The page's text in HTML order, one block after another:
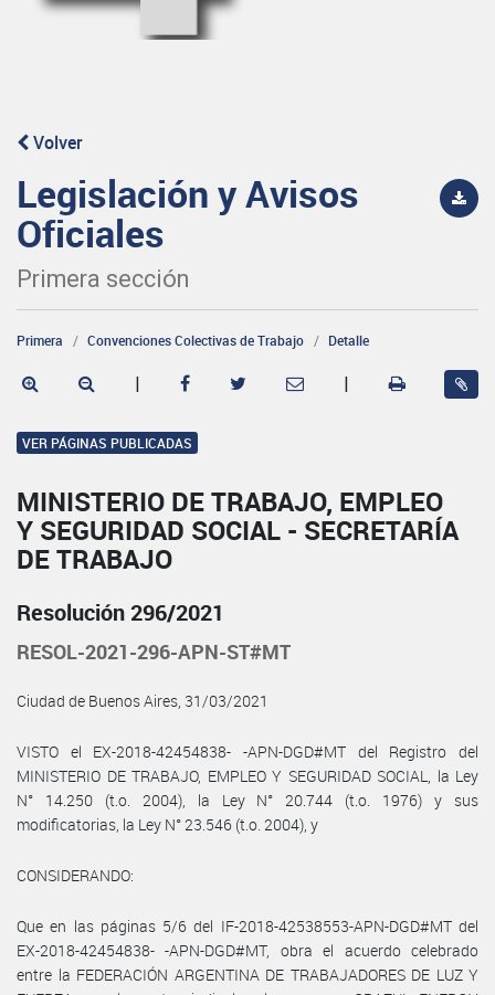
Volver
Legislación y Avisos
Oficiales
Primera sección
Primera Convenciones Colectivas de Trabajo Detalle
| |
VER PÁGINAS PUBLICADAS
MINISTERIO DE TRABAJO, EMPLEO
Y SEGURIDAD SOCIAL - SECRETARÍA
DE TRABAJO
Resolución 296/2021
RESOL-2021-296-APN-ST#MT
Ciudad de Buenos Aires, 31/03/2021
VISTO el EX-2018-42454838- -APN-DGD#MT del Registro del
MINISTERIO DE TRABAJO, EMPLEO Y SEGURIDAD SOCIAL, la Ley
N° 14.250 (t.o. 2004), la Ley N° 20.744 (t.o. 1976) y sus
modificatorias, la Ley N° 23.546 (t.o. 2004), y
CONSIDERANDO:
Que en las páginas 5/6 del IF-2018-42538553-APN-DGD#MT del
EX-2018-42454838- -APN-DGD#MT, obra el acuerdo celebrado
entre la FEDERACIÓN ARGENTINA DE TRABAJADORES DE LUZ Y